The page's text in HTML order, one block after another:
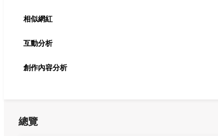
相似網紅
互動分析
創作內容分析
總覽